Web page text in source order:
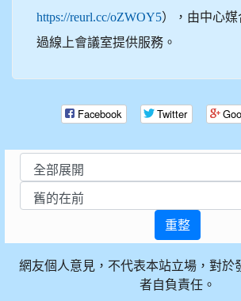
https://reurl.cc/oZWOY5），由中心
過線上會議室提供服務。
Facebook Twitter
重整
網友個人意見，不代表本站立場，對於
者自負責任。